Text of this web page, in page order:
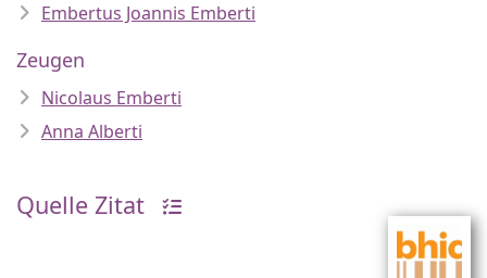
Embertus Joannis Emberti
Zeugen
Nicolaus Emberti
Anna Alberti
Quelle Zitat